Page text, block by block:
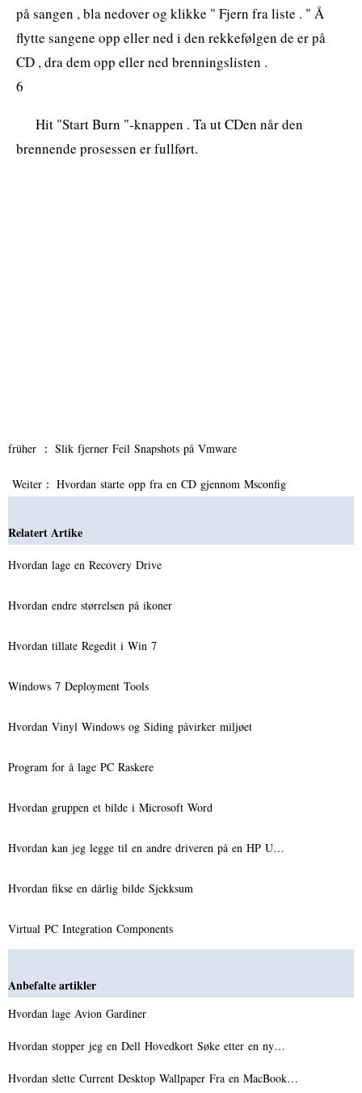
på sangen , bla nedover og klikke " Fjern fra liste . " Å
flytte sangene opp eller ned i den rekkefølgen de er på
CD , dra dem opp eller ned brenningslisten .
6
Hit "Start Burn "-knappen . Ta ut CDen når den
brennende prosessen er fullført.
früher ： Slik fjerner Feil Snapshots på Vmware
Weiter： Hvordan starte opp fra en CD gjennom Msconfig
Relatert Artike
Hvordan lage en Recovery Drive
Hvordan endre størrelsen på ikoner
Hvordan tillate Regedit i Win 7
Windows 7 Deployment Tools
Hvordan Vinyl Windows og Siding påvirker miljøet
Program for å lage PC Raskere
Hvordan gruppen et bilde i Microsoft Word
Hvordan kan jeg legge til en andre driveren på en HP U…
Hvordan fikse en dårlig bilde Sjekksum
Virtual PC Integration Components
Anbefalte artikler
Hvordan lage Avion Gardiner
Hvordan stopper jeg en Dell Hovedkort Søke etter en ny…
Hvordan slette Current Desktop Wallpaper Fra en MacBook…